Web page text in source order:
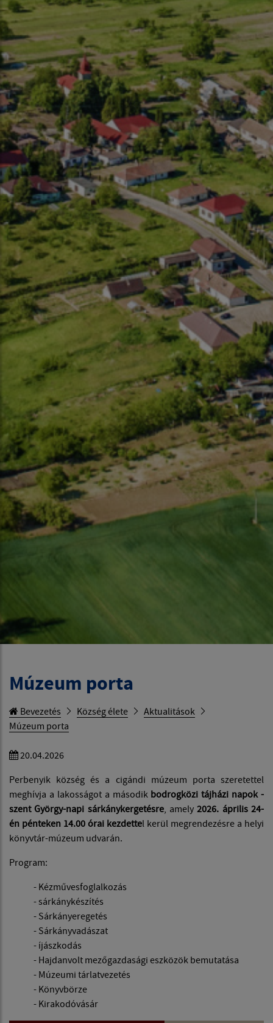
Múzeum porta
Bevezetés Község élete
Aktualitások
Múzeum porta
20.04.2026
Perbenyik község és a cigándi múzeum porta szeretettel
meghívja a lakosságot a másodikbodrogközi tájházi napok -
szent György-napi sárkánykergetésre, amely2026. április 24-
én pénteken 14.00 órai kezdettel kerül megrendezésre a helyi
könyvtár-múzeum udvarán.
Program:
- Kézművesfoglalkozás
- sárkánykészítés
- Sárkányeregetés
- Sárkányvadászat
- íjászkodás
- Hajdanvolt mezőgazdasági eszközök bemutatása
- Múzeumi tárlatvezetés
- Könyvbörze
- Kirakodóvásár